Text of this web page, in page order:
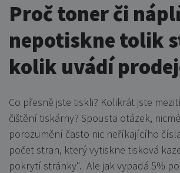
Proč toner či
nepotiskne tolik
kolik uvádí
Co přesně jste tiskli? Kolikrát jste
čištění tiskárny? Spousta otázek,
porozumění často nic neříkajícího
počet stran, který vytiskne tisková
pokrytí stránky". Ale jak vypadá 5%